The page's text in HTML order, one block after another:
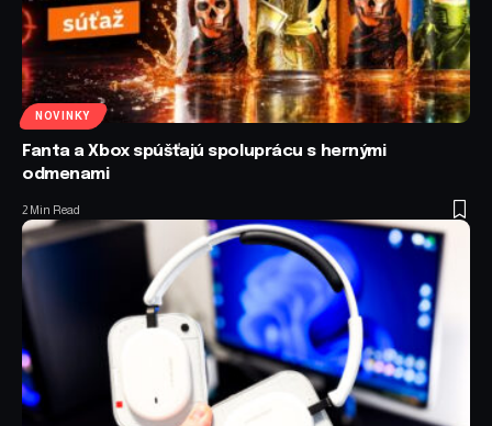
NOVINKY
Fanta a Xbox spúšťajú spoluprácu s hernými
odmenami
2 Min Read